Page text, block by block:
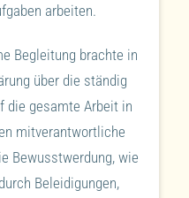
arbeiten.
Begleitung brachte in
über die ständig
die gesamte Arbeit in
mitverantwortliche
Bewusstwerdung, wie
Beleidigungen,